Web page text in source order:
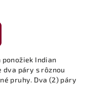
Indian
dva páry s rôznou
pruhy. Dva (2) páry